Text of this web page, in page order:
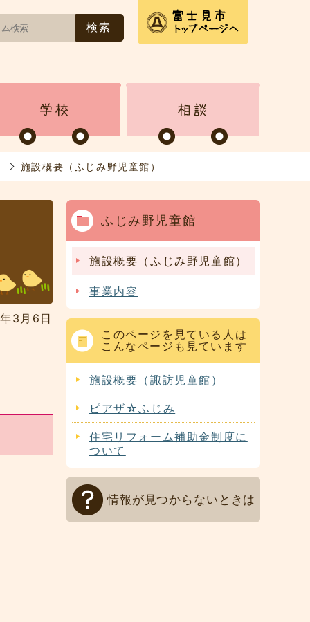
施設概要（ふじみ野児童館）
3月6日
ふじみ野児童館
施設概要（ふじみ野児童館）
事業内容
このページを見ている人は
こんなページも見ています
施設概要（諏訪児童館）
ピアザ☆ふじみ
住宅リフォーム補助金制度に
ついて
情報が見つからないときは